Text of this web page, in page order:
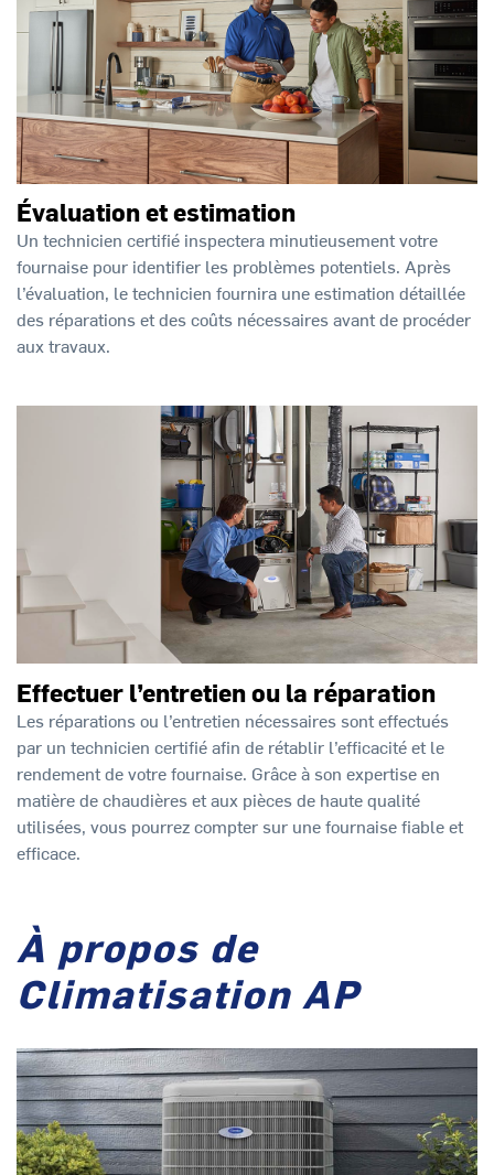
Évaluation et estimation
Un technicien certifié inspectera minutieusement votre
fournaise pour identifier les problèmes potentiels. Après
l’évaluation, le technicien fournira une estimation détaillée
des réparations et des coûts nécessaires avant de procéder
aux travaux.
Effectuer l’entretien ou la réparation
Les réparations ou l’entretien nécessaires sont effectués
par un technicien certifié afin de rétablir l’efficacité et le
rendement de votre fournaise. Grâce à son expertise en
matière de chaudières et aux pièces de haute qualité
utilisées, vous pourrez compter sur une fournaise fiable et
efficace.
À propos de
Climatisation AP